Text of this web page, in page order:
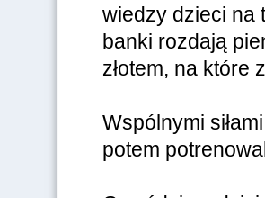
wiedzy dzieci na
banki rozdają
złotem, na które
Wspólnymi
potem